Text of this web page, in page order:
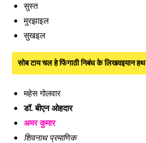
सुस्त
मुरझाइल
सुखइल
सोब टाय चल हे फिंगाठी निबंध के लिखवइयान हथ
महेस गोलवार
डॉ. बीएन ओहदार
अमर कुमार
शिवनाथ प्रमाणिक